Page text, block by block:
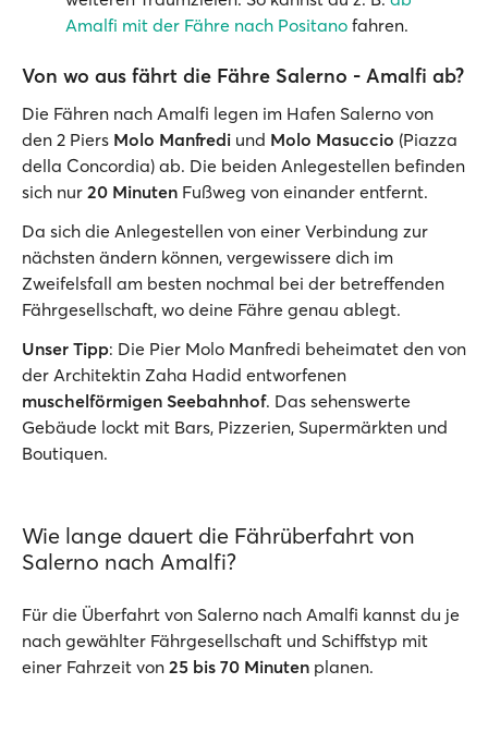
Amalfi mit der Fähre nach Positano fahren.
Von wo aus fährt die Fähre Salerno - Amalfi ab?
Die Fähren nach Amalfi legen im Hafen Salerno von
den 2 Piers Molo Manfredi und Molo Masuccio (Piazza
della Concordia) ab. Die beiden Anlegestellen befinden
sich nur 20 Minuten Fußweg von einander entfernt.
Da sich die Anlegestellen von einer Verbindung zur
nächsten ändern können, vergewissere dich im
Zweifelsfall am besten nochmal bei der betreffenden
Fährgesellschaft, wo deine Fähre genau ablegt.
Unser Tipp: Die Pier Molo Manfredi beheimatet den von
der Architektin Zaha Hadid entworfenen
muschelförmigen Seebahnhof. Das sehenswerte
Gebäude lockt mit Bars, Pizzerien, Supermärkten und
Boutiquen.
Wie lange dauert die Fährüberfahrt von
Salerno nach Amalfi?
Für die Überfahrt von Salerno nach Amalfi kannst du je
nach gewählter Fährgesellschaft und Schiffstyp mit
einer Fahrzeit von 25 bis 70 Minuten planen.